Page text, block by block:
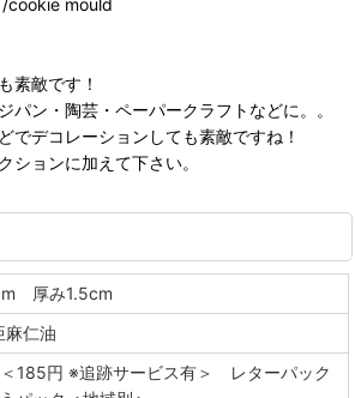
/cookie mould
素敵です！
パン・陶芸・ペーパークラフトなどに。。
でデコレーションしても素敵ですね！
ションに加えて下さい。
厚み1.5cm
麻仁油
185円 ※追跡サービス有＞ レターパック